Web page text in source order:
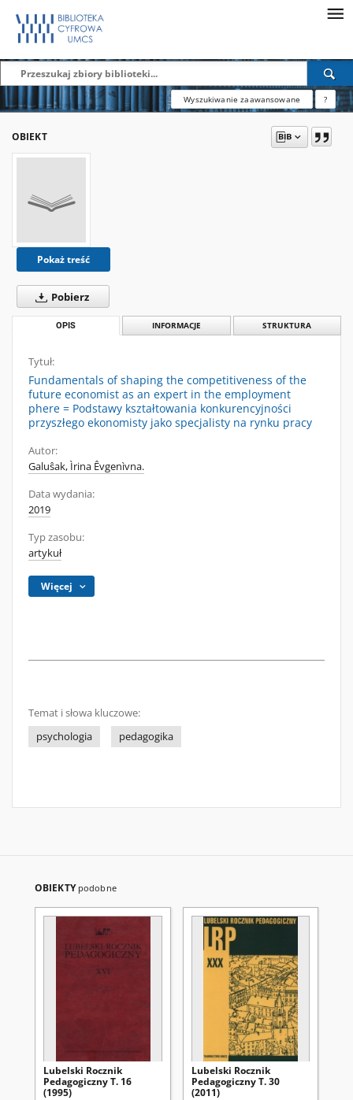
Wyszukiwanie zaawansowane ?
OBIEKT
Pokaż treść
Pobierz
OPIS INFORMACJE STRUKTURA
Tytuł:
Fundamentals of shaping the competitiveness of the
future economist as an expert in the employment
phere = Podstawy kształtowania konkurencyjności
przyszłego ekonomisty jako specjalisty na rynku pracy
Autor:
Galuŝak, Ìrina Êvgenìvna.
Data wydania:
2019
Typ zasobu:
artykuł
Więcej
Temat i słowa kluczowe:
psychologia
pedagogika
OBIEKTY podobne
Lubelski Rocznik
Pedagogiczny T. 16
(1995)
Lubelski Rocznik
Pedagogiczny T. 30
(2011)